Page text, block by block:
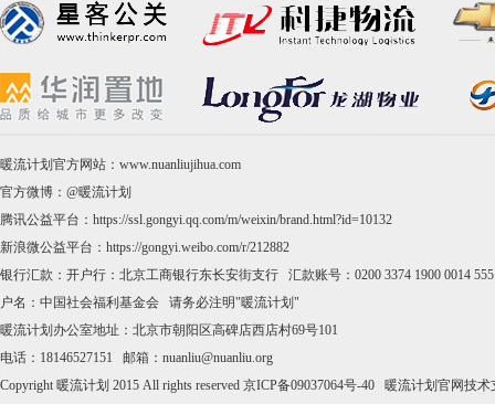
暖流计划官方网站：www.nuanliujihua.com
官方微博： @暖流计划
腾讯公益平台： https://ssl.gongyi.qq.com/m/weixin/brand.html?id=10132
新浪微公益平台： https://gongyi.weibo.com/r/212882
银行汇款：开户行：北京工商银行东长安街支行 汇款账号：0200 3374 1900 0014 555
户名：中国社会福利基金会 请务必注明"暖流计划"
暖流计划办公室地址：北京市朝阳区高碑店西店村69号101
电话：18146527151 邮箱：nuanliu@nuanliu.org
Copyright 暖流计划 2015 All rights reserved 京ICP备09037064号-40 暖流计划官网技术